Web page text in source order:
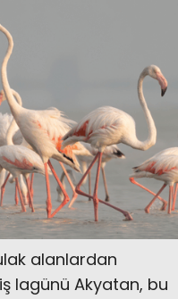
alanlardan
lagünü Akyatan, bu